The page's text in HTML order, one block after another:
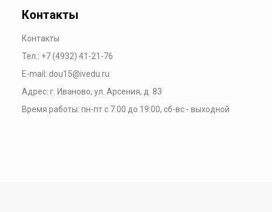
Контакты
Контакты
Тел.: +7 (4932) 41-21-76
E-mail: dou15@ivedu.ru
Адрес: г. Иваново, ул. Арсения, д. 83
Время работы: пн-пт с 7:00 до 19:00, сб-вс - выходной